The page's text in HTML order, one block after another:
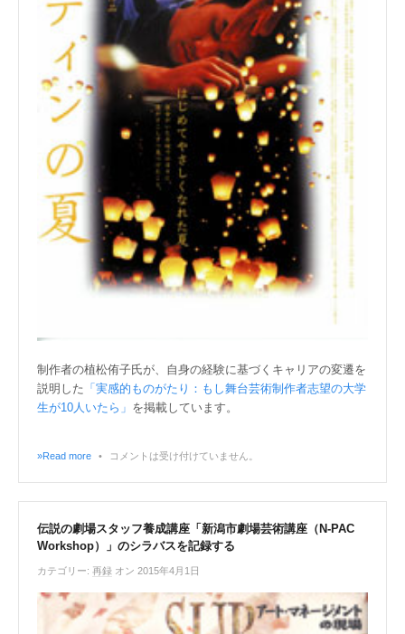
制作者の植松侑子氏が、自身の経験に基づくキャリアの変遷を
説明した 「実感的ものがたり：もし舞台芸術制作者志望の大学
生が10人いたら」 を掲載しています。
»Read more • コメントは受け付けていません。
伝説の劇場スタッフ養成講座「新潟市劇場芸術講座（N-PAC
Workshop）」のシラバスを記録する
カテゴリー: 再録 オン 2015年4月1日